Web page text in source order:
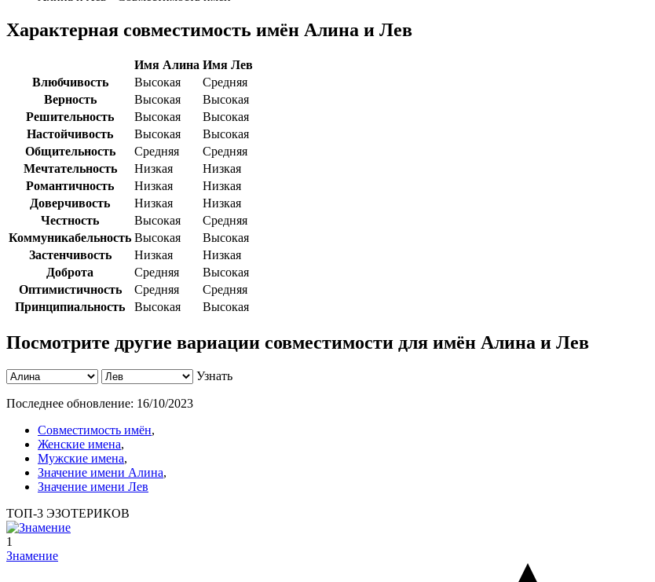
Характерная совместимость имён Алина и Лев
Имя Алина Имя Лев
Влюбчивость
Высокая
Средняя
Верность
Высокая
Высокая
Решительность
Высокая
Высокая
Настойчивость
Высокая
Высокая
Общительность
Средняя
Средняя
Мечтательность
Низкая
Низкая
Романтичность
Низкая
Низкая
Доверчивость
Низкая
Низкая
Честность
Высокая
Средняя
Коммуникабельность Высокая
Высокая
Застенчивость
Низкая
Низкая
Доброта
Средняя
Высокая
Оптимистичность
Средняя
Средняя
Принципиальность
Высокая Высокая
Посмотрите другие вариации совместимости для имён Алина и Лев
Узнать
Последнее обновление: 16/10/2023
Совместимость имён,
Женские имена,
Мужские имена,
Значение имени Алина,
Значение имени Лев
ТОП-3 ЭЗОТЕРИКОВ
1
Знамение